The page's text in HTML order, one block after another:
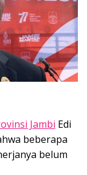
Jambi Edi
beberapa
belum